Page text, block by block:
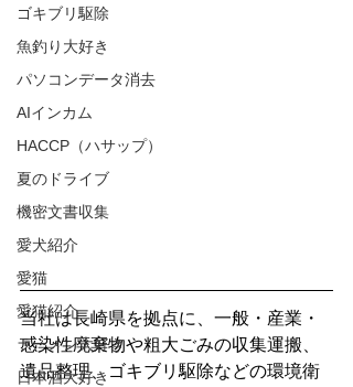
ゴキブリ駆除
魚釣り大好き
パソコンデータ消去
AIインカム
HACCP（ハサップ）
夏のドライブ
機密文書収集
愛犬紹介
愛猫
愛猫紹介
ラーメン大好き
日本酒大好き
当社は長崎県を拠点に、一般・産業・
感染性廃棄物や粗大ごみの収集運搬、
遺品整理、ゴキブリ駆除などの環境衛